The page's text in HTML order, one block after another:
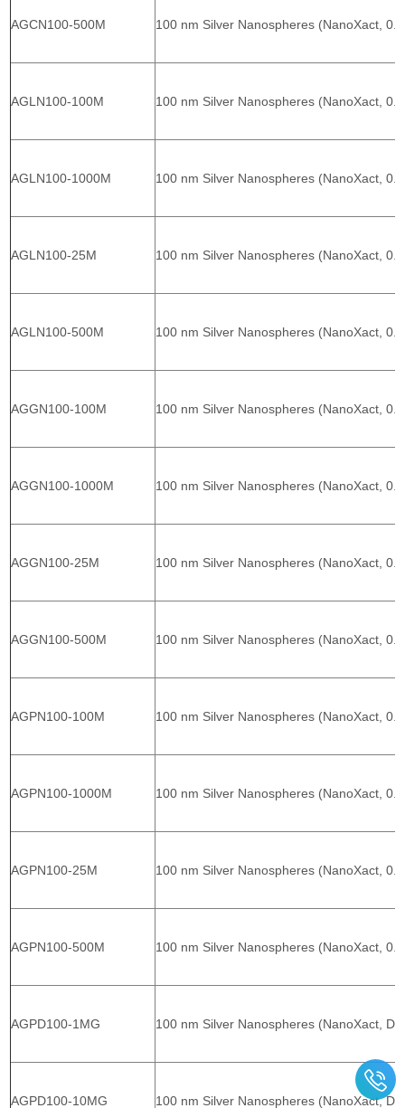
AGCN100-500M 100 nm Silver Nanospheres (NanoXact,
AGLN100-100M 100 nm Silver Nanospheres (NanoXact,
AGLN100-1000M 100 nm Silver Nanospheres (NanoXact,
AGLN100-25M 100 nm Silver Nanospheres (NanoXact,
AGLN100-500M 100 nm Silver Nanospheres (NanoXact,
AGGN100-100M 100 nm Silver Nanospheres (NanoXact,
AGGN100-1000M 100 nm Silver Nanospheres (NanoXact,
AGGN100-25M 100 nm Silver Nanospheres (NanoXact,
AGGN100-500M 100 nm Silver Nanospheres (NanoXact,
AGPN100-100M 100 nm Silver Nanospheres (NanoXact,
AGPN100-1000M 100 nm Silver Nanospheres (NanoXact,
AGPN100-25M 100 nm Silver Nanospheres (NanoXact,
AGPN100-500M 100 nm Silver Nanospheres (NanoXact,
AGPD100-1MG 100 nm Silver Nanospheres (NanoXact,
AGPD100-10MG 100 nm Silver Nanospheres (NanoXact,